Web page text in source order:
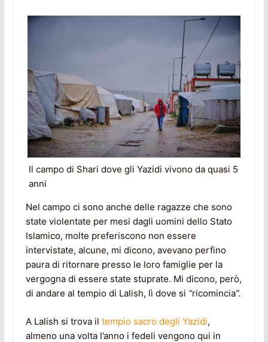
Il campo di Shari dove gli Yazidi vivono da quasi 5
anni
Nel campo ci sono anche delle ragazze che sono
state violentate per mesi dagli uomini dello Stato
Islamico, molte preferiscono non essere
intervistate, alcune, mi dicono, avevano perfino
paura di ritornare presso le loro famiglie per la
vergogna di essere state stuprate. Mi dicono, però,
di andare al tempio di Lalish, lì dove si “ricomincia”.
A Lalish si trova il tempio sacro degli Yazidi,
almeno una volta l’anno i fedeli vengono qui in